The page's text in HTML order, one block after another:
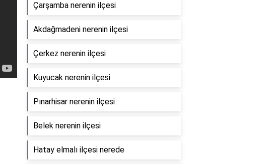
Çarşamba nerenin ilçesi
Akdağmadeni nerenin ilçesi
Çerkez nerenin ilçesi
Kuyucak nerenin ilçesi
Pınarhisar nerenin ilçesi
Belek nerenin ilçesi
Hatay elmalı ilçesi nerede